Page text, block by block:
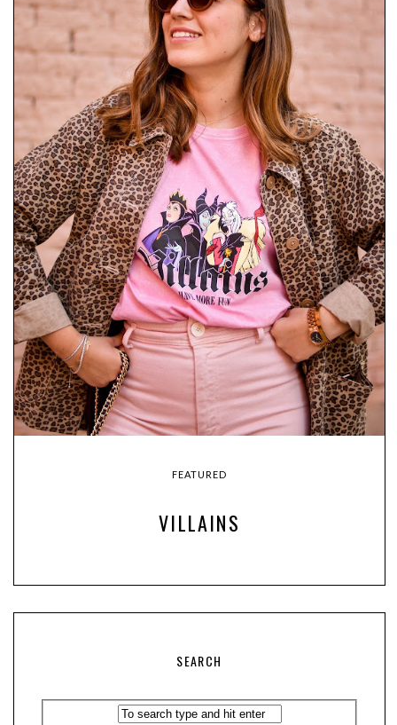
FEATURED
VILLAINS
SEARCH